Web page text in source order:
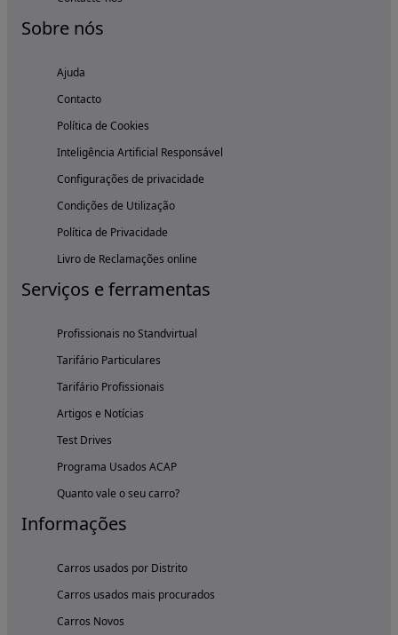
Sobre nós
Ajuda
Contacto
Política de Cookies
Inteligência Artificial Responsável
Configurações de privacidade
Condições de Utilização
Política de Privacidade
Livro de Reclamações online
Serviços e ferramentas
Profissionais no Standvirtual
Tarifário Particulares
Tarifário Profissionais
Artigos e Notícias
Test Drives
Programa Usados ACAP
Quanto vale o seu carro?
Informações
Carros usados por Distrito
Carros usados mais procurados
Carros Novos